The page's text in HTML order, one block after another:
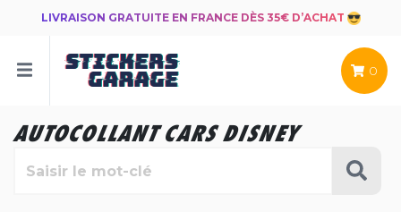
LIVRAISON GRATUITE EN FRANCE DÈS 35€ D’ACHAT
0
AUTOCOLLANT CARS DISNEY